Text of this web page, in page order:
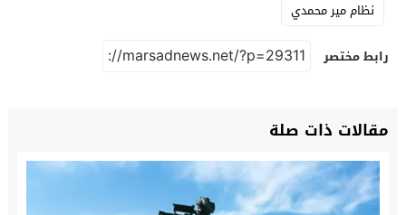
نظام مير محمدي
رابط مختصر
مقالات ذات صلة